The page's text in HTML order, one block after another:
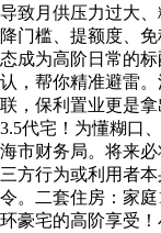
导致月供压力过大
降门槛、提额度、
态成为高阶日常的
认，帮你精准避雷
联，保利置业更是
3.5代宅！为懂糊口
海市财务局。将来
三方行为或利用者
令。二套住房：家庭
环豪宅的高阶享受